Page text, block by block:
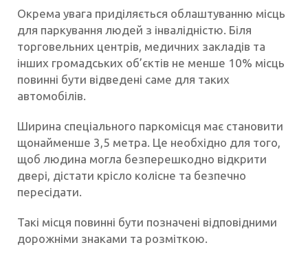
Окрема увага приділяється облаштуванню місць
для паркування людей з інвалідністю. Біля
торговельних центрів, медичних закладів та
інших громадських об’єктів не менше 10% місць
повинні бути відведені саме для таких
автомобілів.
Ширина спеціального паркомісця має становити
щонайменше 3,5 метра. Це необхідно для того,
щоб людина могла безперешкодно відкрити
двері, дістати крісло колісне та безпечно
пересідати.
Такі місця повинні бути позначені відповідними
дорожніми знаками та розміткою.